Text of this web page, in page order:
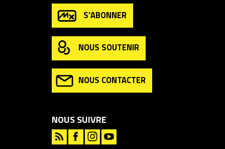
S'ABONNER
NOUS SOUTENIR
NOUS CONTACTER
NOUS SUIVRE